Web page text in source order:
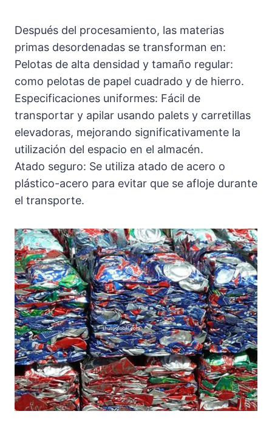
Después del procesamiento, las materias
primas desordenadas se transforman en:
Pelotas de alta densidad y tamaño regular:
como pelotas de papel cuadrado y de hierro.
Especificaciones uniformes: Fácil de
transportar y apilar usando palets y carretillas
elevadoras, mejorando significativamente la
utilización del espacio en el almacén.
Atado seguro: Se utiliza atado de acero o
plástico-acero para evitar que se afloje durante
el transporte.